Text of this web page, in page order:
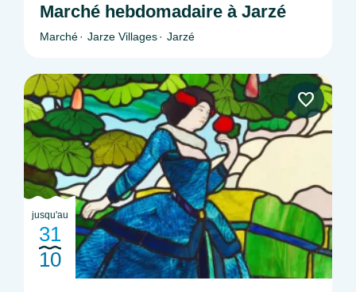
Marché hebdomadaire à Jarzé
Marché Jarze Villages Jarzé
jusqu'au
31
10